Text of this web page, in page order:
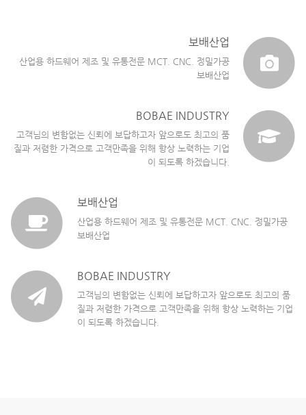
보배산업
산업용 하드웨어 제조 및 유통전문 MCT. CNC. 정밀가공
보배산업
BOBAE INDUSTRY
고객님의 변함없는 신뢰에 보답하고자 앞으로도 최고의 품
질과 저렴한 가격으로 고객만족을 위해 항상 노력하는 기업
이 되도록 하겠습니다.
보배산업
산업용 하드웨어 제조 및 유통전문 MCT. CNC. 정밀가공
보배산업
BOBAE INDUSTRY
고객님의 변함없는 신뢰에 보답하고자 앞으로도 최고의 품
질과 저렴한 가격으로 고객만족을 위해 항상 노력하는 기업
이 되도록 하겠습니다.